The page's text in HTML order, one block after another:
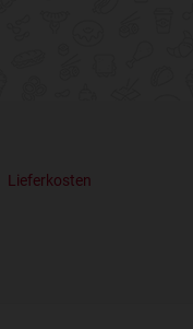
Lieferkosten